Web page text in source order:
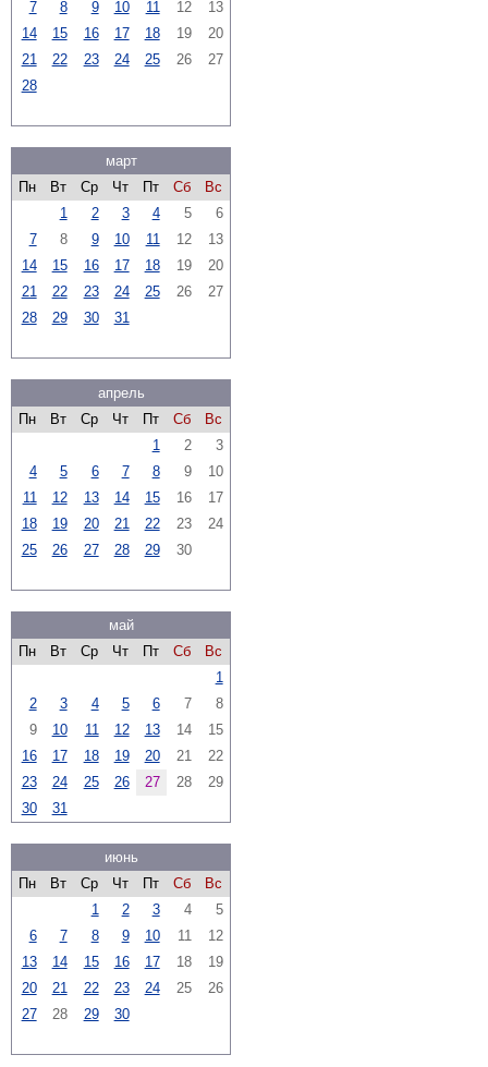
7 8 9 10 11 12
13
14
15 16 17 18 19
20
21
22 23 24 25 26
27
28
март
Пн
Вт Ср Чт Пт Сб
Вс
1
2 3 4 5
6
7
8 9 10 11 12
13
14
15 16 17 18 19
20
21
22 23 24 25 26
27
28
29 30 31
апрель
Пн
Вт Ср Чт Пт Сб
Вс
1
2
3
4
5 6 7 8 9
10
11
12 13 14 15 16
17
18
19 20 21 22 23
24
25
26 27 28 29 30
май
Пн
Вт Ср Чт Пт Сб
Вс
1
2
3 4 5 6 7
8
9
10 11 12 13 14
15
16
17 18 19 20 21
22
23
24 25 26 27 28
29
30
31
июнь
Пн
Вт Ср Чт Пт Сб
Вс
1
2 3 4
5
6
7 8 9 10 11
12
13
14 15 16 17 18
19
20
21 22 23 24 25
26
27
28 29 30